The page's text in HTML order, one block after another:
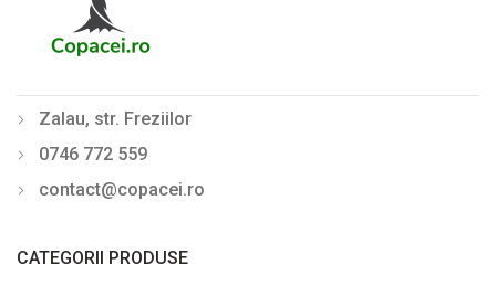
Tei (Tilia)
Din nou pe stoc
Gard viu veșnic verde
Ierburi ornamentale
Zalau, str. Freziilor
0746 772 559
contact@copacei.ro
CATEGORII PRODUSE